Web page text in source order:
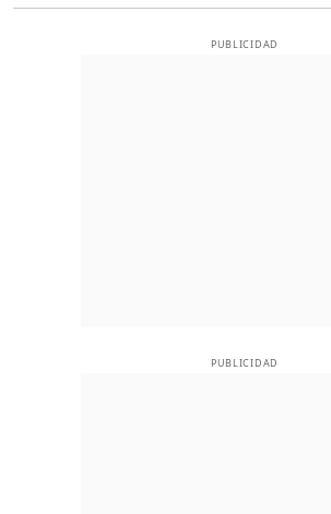
PUBLICIDAD
PUBLICIDAD